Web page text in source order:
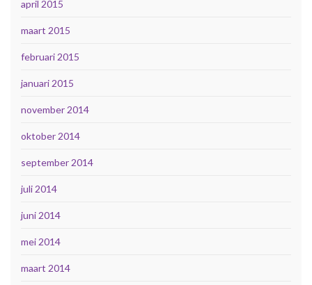
april 2015
maart 2015
februari 2015
januari 2015
november 2014
oktober 2014
september 2014
juli 2014
juni 2014
mei 2014
maart 2014